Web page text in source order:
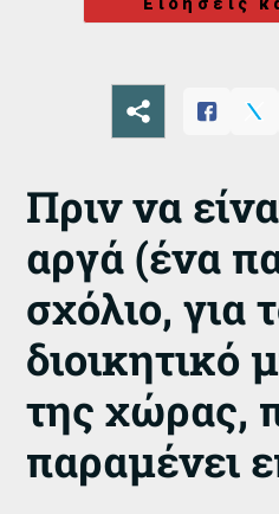
Πριν να
αργά (ένα
σχόλιο, για
διοικητικό
της χώρας,
παραμένει